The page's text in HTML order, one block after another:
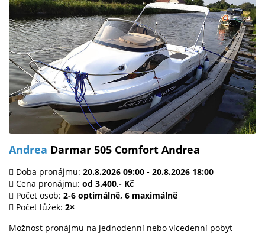
Andrea Darmar 505 Comfort Andrea
Doba pronájmu: 20.8.2026 09:00 - 20.8.2026 18:00
Cena pronájmu: od 3.400,- Kč
Počet osob: 2-6 optimálně, 6 maximálně
Počet lůžek: 2×
Možnost pronájmu na jednodenní nebo vícedenní pobyt